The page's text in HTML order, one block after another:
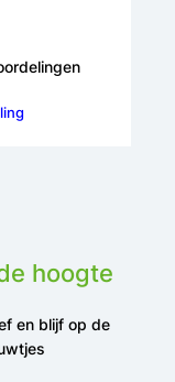
hoogte
en blijf op de